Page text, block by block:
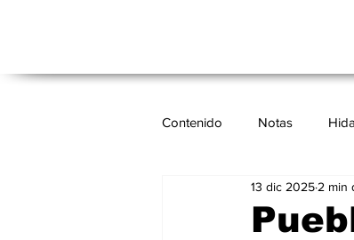
Contenido Notas
Cinematografía13 dic 2025 2 min